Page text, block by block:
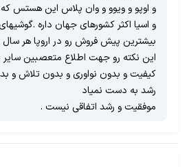
و اوپو و ویوو و وان پلاس این هستس که
و اسیا اکثر کشورهای جهان داره
بیشترین پیش فروش رو در اروپا هر
این نکته رو جهت اطلاع متعصبین سایر
کیفیت و بدون نواوری و بدون تلاش و
رشد به دست نمیاد
موفقیت و رشد اتفاقی نیست .